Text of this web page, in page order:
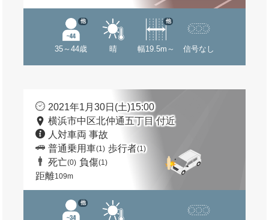
35～44歳
他
晴 幅19.5m～
他
信号なし
2021年1月30日(土)15:00
横浜市中区北仲通五丁目 付近
人対車両 事故
普通乗用車(1) 歩行者(1)
死亡(0) 負傷(1)
距離109m
他